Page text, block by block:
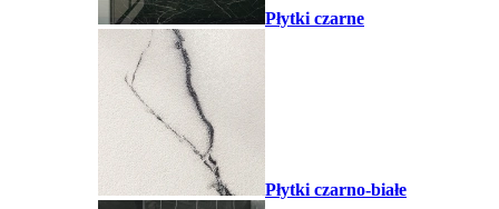
Płytki czarne
Płytki czarno-białe